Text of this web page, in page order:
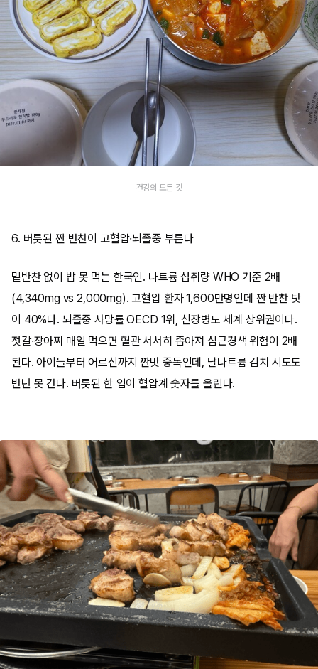
건강의 모든 것
6. 버릇된 짠 반찬이 고혈압·뇌졸중 부른다
밑반찬 없이 밥 못 먹는 한국인. 나트륨 섭취량 WHO 기준 2배
(4,340mg vs 2,000mg). 고혈압 환자 1,600만명인데 짠 반찬 탓
이 40%다. 뇌졸중 사망률 OECD 1위, 신장병도 세계 상위권이다.
젓갈·장아찌 매일 먹으면 혈관 서서히 좁아져 심근경색 위험이 2배
된다. 아이들부터 어르신까지 짠맛 중독인데, 탈나트륨 김치 시도도
반년 못 간다. 버릇된 한 입이 혈압계 숫자를 올린다.